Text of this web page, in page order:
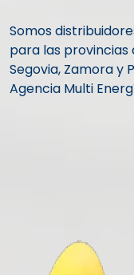
Somos
para las provincias
Segovia, Zamora y
Agencia Multi